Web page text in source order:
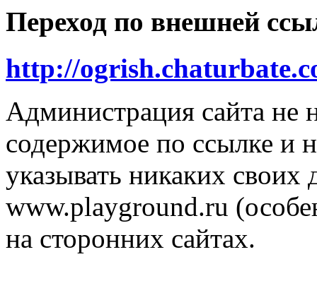
Переход по внешней
http://
Администрация сайта не
содержимое по ссылке и
указывать никаких
www.playground.ru
на сторонних сайтах.